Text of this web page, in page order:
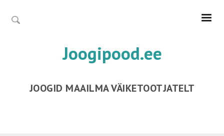
Joogipood.ee
JOOGID MAAILMA VÄIKETOOTJATELT